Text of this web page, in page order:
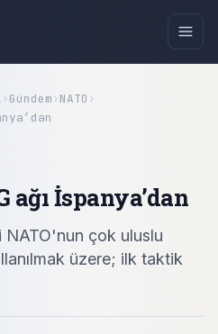
› Gündem› NATO ›
ağı İspanya’dan
çok uluslu
üzere; ilk taktik